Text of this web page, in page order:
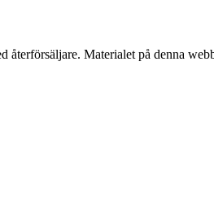
återförsäljare. Materialet på denna